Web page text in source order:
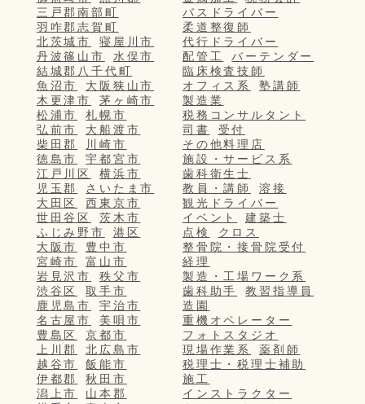
三戸郡南部町
羽咋郡志賀町
北茨城市
寝屋川市
丹波篠山市
水俣市
結城郡八千代町
魚沼市
大阪狭山市
木更津市
茅ヶ崎市
松浦市
札幌市
弘前市
大船渡市
柴田郡
川崎市
徳島市
宇都宮市
江戸川区
横浜市
児玉郡
さいたま市
大田区
西東京市
世田谷区
茨木市
ふじみ野市
港区
大阪市
豊中市
宮崎市
富山市
岩見沢市
秩父市
渋谷区
取手市
鹿児島市
宇治市
名古屋市
美唄市
豊島区
京都市
上川郡
北広島市
越谷市
飯能市
伊都郡
秋田市
潟上市
山本郡
バスドライバー
柔道整復師
代行ドライバー
配管工
バーテンダー
臨床検査技師
オフィス系
塾講師
製造業
税務コンサルタント
司書
受付
その他料理店
施設・サービス系
歯科衛生士
教員・講師
溶接
観光ドライバー
イベント
建築士
点検
クロス
整骨院・接骨院受付
経理
製造・工場ワーク系
歯科助手
教習指導員
造園
重機オペレーター
フォトスタジオ
現場作業系
薬剤師
税理士・税理士補助
施工
インストラクター